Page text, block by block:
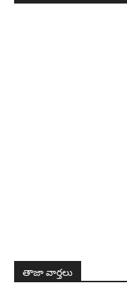
తాజా వార్తలు